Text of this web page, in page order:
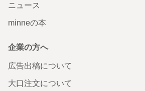
ニュース
minneの本
企業の方へ
広告出稿について
大口注文について